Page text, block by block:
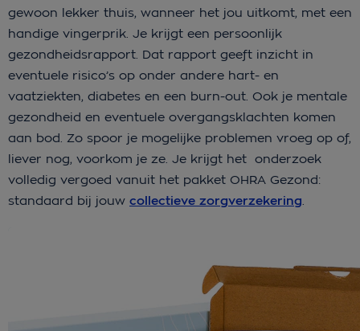
gewoon lekker thuis, wanneer het jou uitkomt, met een
handige vingerprik. Je krijgt een persoonlijk
gezondheidsrapport. Dat rapport geeft inzicht in
eventuele risico’s op onder andere hart- en
vaatziekten, diabetes en een burn-out. Ook je mentale
gezondheid en eventuele overgangsklachten komen
aan bod. Zo spoor je mogelijke problemen vroeg op of,
liever nog, voorkom je ze. Je krijgt het onderzoek
volledig vergoed vanuit het pakket OHRA Gezond:
standaard bij jouw collectieve zorgverzekering